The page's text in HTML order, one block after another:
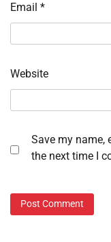
Email *
Website
Save my name,
the next time I